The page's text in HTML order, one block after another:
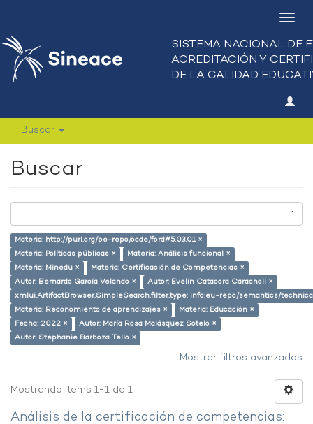
Buscar
Buscar
Ir
Materia: http://purl.org/pe-repo/ocde/ford#5.03.01 ×
Materia: Políticas públicas ×
Materia: Análisis funcional ×
Materia: Minedu ×
Materia: Certificación de Competencias ×
Autor: Bernardo García Velando ×
Autor: Evelin Catacora Caracholi ×
xmlui.ArtifactBrowser.SimpleSearch.filter.type: info:eu-repo/semantics/
Materia: Reconomiento de aprendizajes ×
Materia: Educación ×
Fecha: 2022 ×
Autor: María Rosa Malásquez Sotelo ×
Autor: Stephanie Barboza Tello ×
Mostrar filtros avanzados
Mostrando ítems 1-1 de 1
Análisis de la certificación de competencias: